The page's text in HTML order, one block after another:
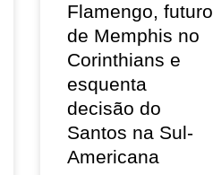
Flamengo, futuro
de Memphis no
Corinthians e
esquenta
decisão do
Santos na Sul-
Americana